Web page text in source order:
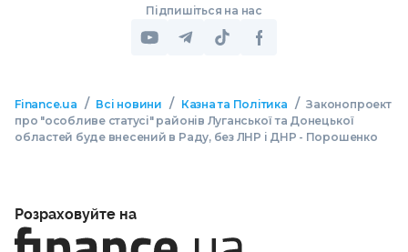
Підпишіться на нас
Finance.ua / Всі новини / Казна та Політика / Законопроект
про "особливе статусі" районів Луганської та Донецької
областей буде внесений в Раду, без ЛНР і ДНР - Порошенко
Розраховуйте на